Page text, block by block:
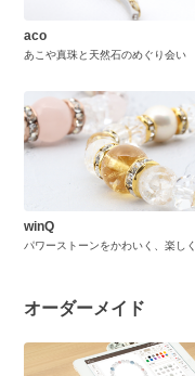
aco
あこや真珠と天然石のめぐり会い
winQ
パワーストーンをかわいく、楽しく
オーダーメイド